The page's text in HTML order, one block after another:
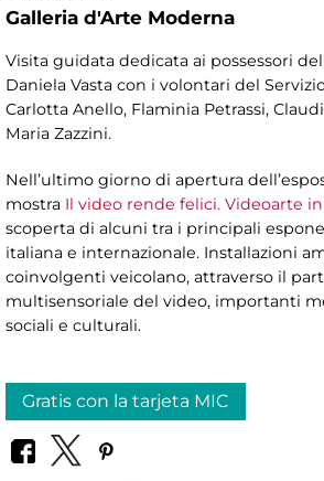
Galleria d'Arte Moderna
Visita guidata dedicata ai possessori
Daniela Vasta con i volontari del
Carlotta Anello, Flaminia Petrassi,
Maria Zazzini.
Nell’ultimo giorno di apertura
mostra Il video rende felici. Videoarte
scoperta di alcuni tra i principali
italiana e internazionale. Installazioni
coinvolgenti veicolano, attraverso il
multisensoriale del video, importanti
sociali e culturali.
Gratis con la tarjeta MIC